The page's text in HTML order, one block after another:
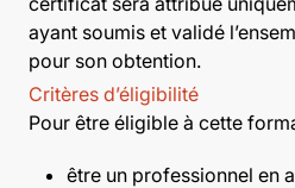
ayant soumis et validé
pour son obtention.
Critères d’éligibilité
Pour être éligible à cette
être un professionnel en